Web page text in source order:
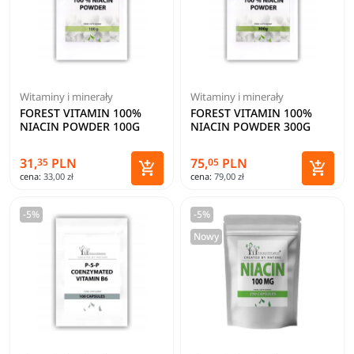
Witaminy i minerały
FOREST VITAMIN 100%
NIACIN POWDER 100G
31,35 PLN
cena: 33,00 zł 
Dodaj do koszyka
Witaminy i minerały
FOREST VITAMIN 100%
NIACIN POWDER 300G
75,05 PLN
cena: 79,00 zł 
Dodaj
-5%
-5%
Nowy